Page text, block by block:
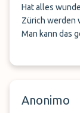
Hat alles
Zürich werden
Man kann das
Anonimo